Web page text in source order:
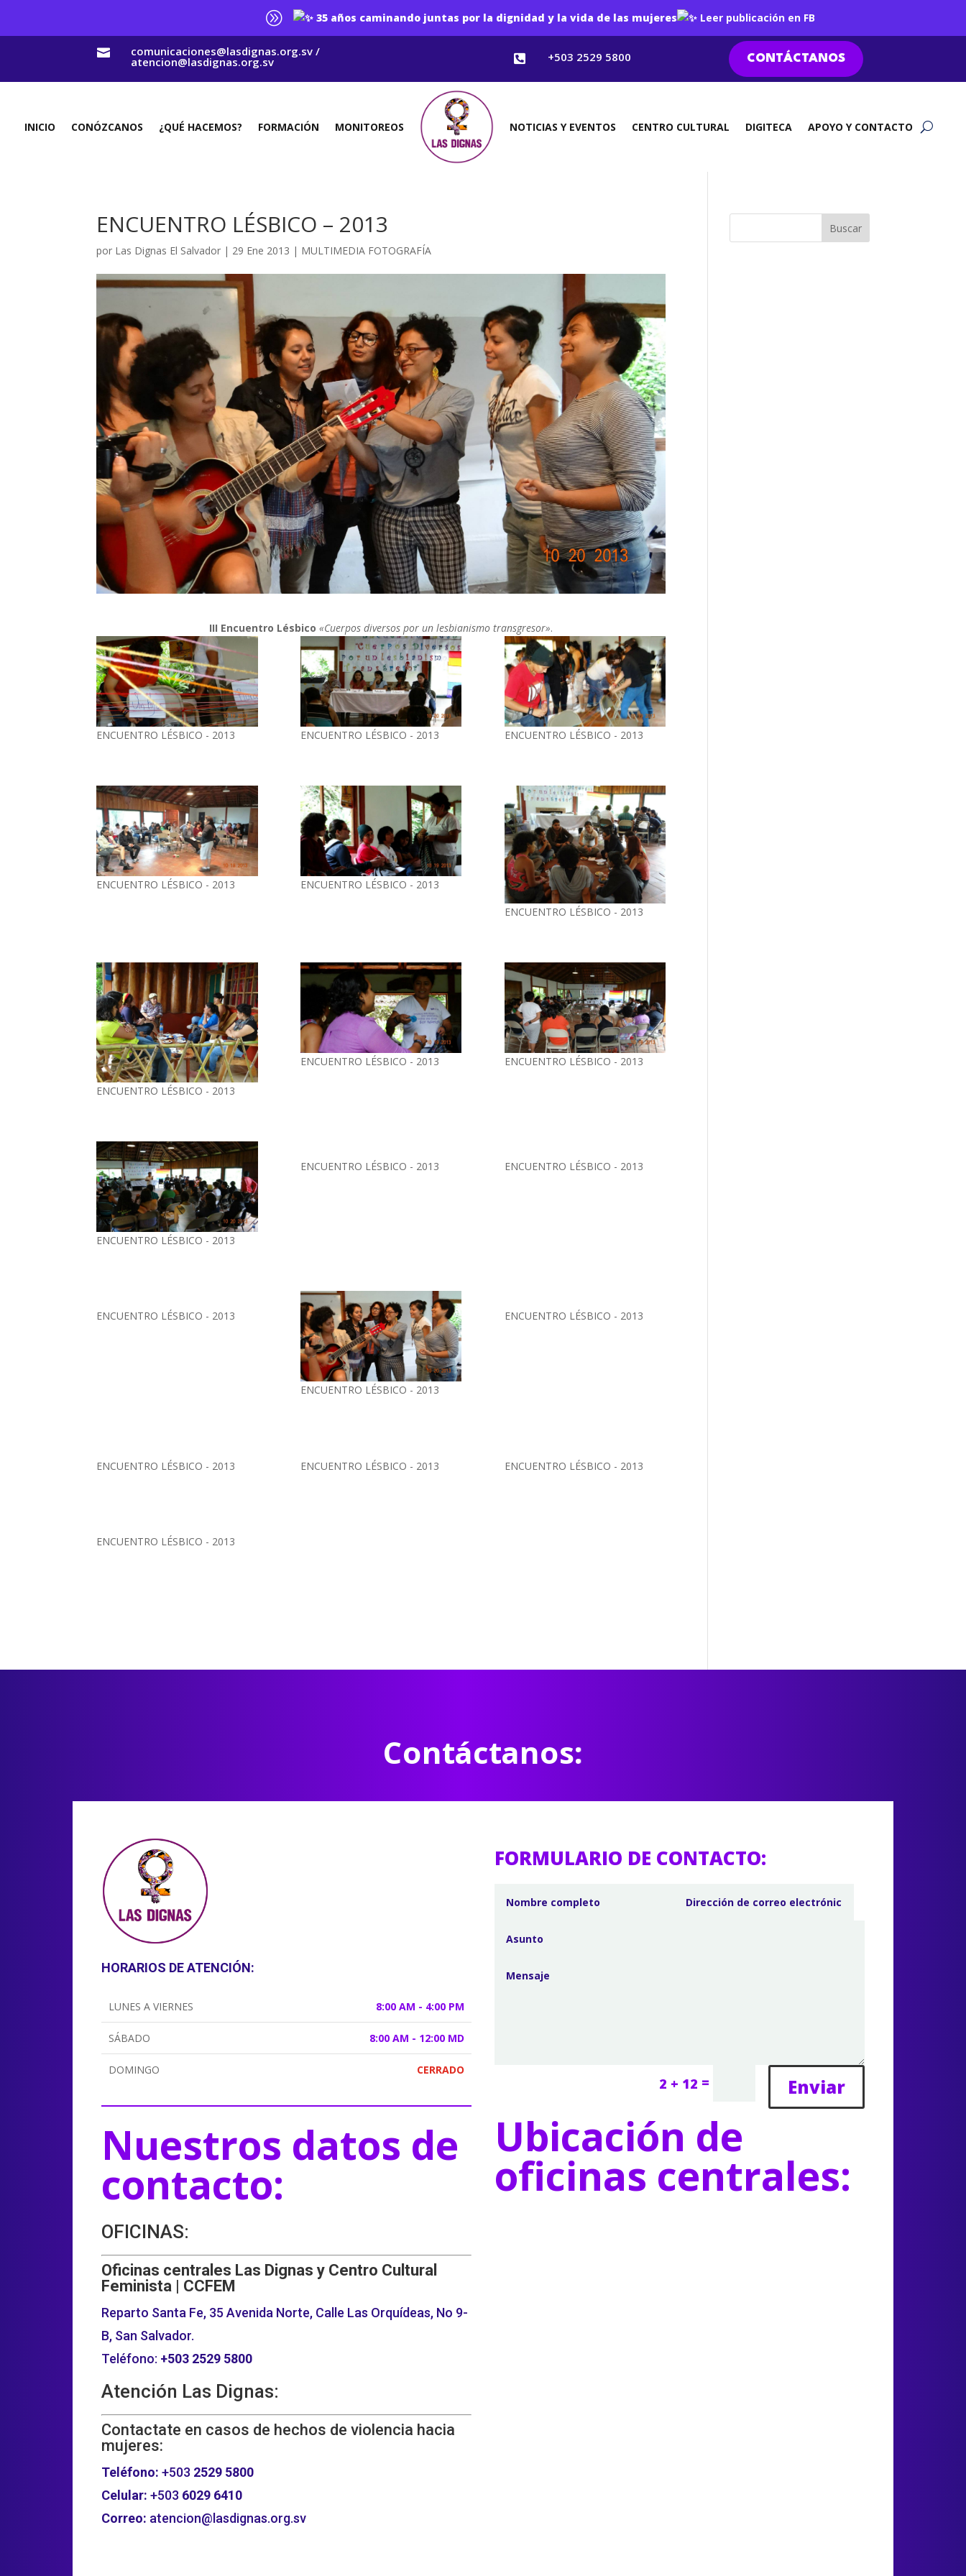
A 35 años caminando juntas por la dignidad y la vida de las mujeres Leer publicación en FB
 comunicaciones@lasdignas.org.sv /
atencion@lasdignas.org.sv  +503 2529 5800 CONTÁCTANOS
INICIO CONÓZCANOS ¿QUÉ HACEMOS? FORMACIÓN MONITOREOS NOTICIAS Y EVENTOS CENTRO CULTURAL DIGITECA APOYO Y CONTACTO
ENCUENTRO LÉSBICO – 2013
por Las Dignas El Salvador | 29 Ene 2013 | MULTIMEDIA FOTOGRAFÍA
III Encuentro Lésbico «Cuerpos diversos por un lesbianismo transgresor».
ENCUENTRO LÉSBICO - 2013 ENCUENTRO LÉSBICO - 2013 ENCUENTRO LÉSBICO - 2013
ENCUENTRO LÉSBICO - 2013
ENCUENTRO LÉSBICO - 2013
ENCUENTRO LÉSBICO - 2013
ENCUENTRO LÉSBICO - 2013
ENCUENTRO LÉSBICO - 2013 ENCUENTRO LÉSBICO - 2013
ENCUENTRO LÉSBICO - 2013
ENCUENTRO LÉSBICO - 2013 ENCUENTRO LÉSBICO - 2013
ENCUENTRO LÉSBICO - 2013
ENCUENTRO LÉSBICO - 2013
ENCUENTRO LÉSBICO - 2013
ENCUENTRO LÉSBICO - 2013 ENCUENTRO LÉSBICO - 2013 ENCUENTRO LÉSBICO - 2013
ENCUENTRO LÉSBICO - 2013
Contáctanos:
HORARIOS DE ATENCIÓN:
LUNES A VIERNES 8:00 AM - 4:00 PM
SÁBADO 8:00 AM - 12:00 MD
DOMINGO CERRADO
Nuestros datos de
contacto:
OFICINAS:
Oficinas centrales Las Dignas y Centro Cultural
Feminista | CCFEM
Reparto Santa Fe, 35 Avenida Norte, Calle Las Orquídeas, No 9-
B, San Salvador.
Teléfono: +503 2529 5800
Atención Las Dignas:
Contactate en casos de hechos de violencia hacia
mujeres:
Teléfono: +503 2529 5800
Celular: +503 6029 6410
Correo: atencion@lasdignas.org.sv
FORMULARIO DE CONTACTO:
2 + 12 = Enviar
Ubicación de
oficinas centrales: